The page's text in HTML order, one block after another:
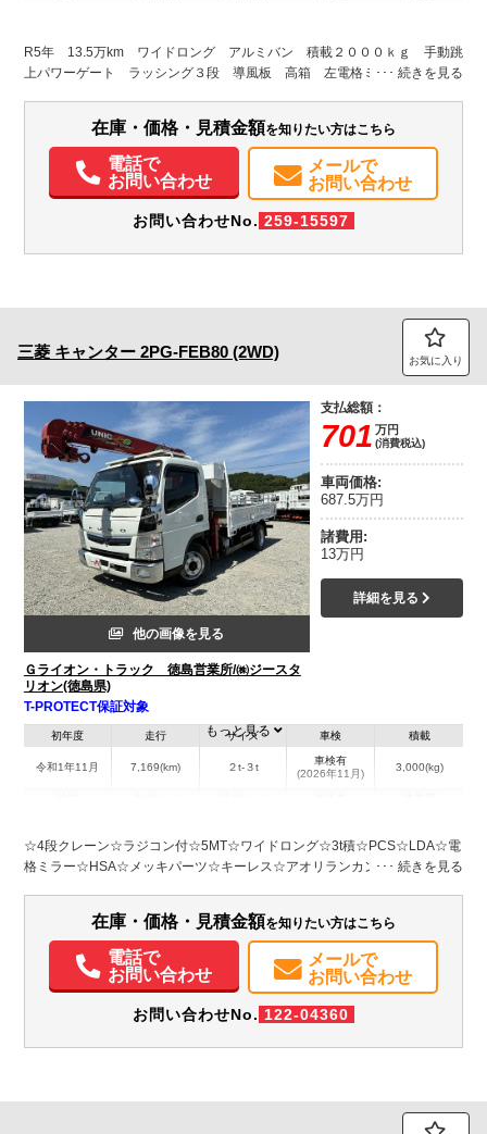
装備情報
パワステ パワーウィンドウ ABS
電動格納ミラー
カーナビ ETC バックモニター
R5年 13.5万km ワイドロング アルミバン 積載２０００ｋｇ 手動跳
上パワーゲート ラッシング３段 導風板 高箱 左電格ミラー バック
軽減ブレーキ 車線逸脱警報 日本フルハーフ製 ＡＴ 車両総重量６０
５５ｋｇ 荷室有線リモコン 輪止めホルダー シートカバー ２トン
在庫・価格・見積金額を知りたい方はこちら
電話で
お問い合わせ
メールで
お問い合わせ
お問い合わせNo. 259-15597
三菱 キャンター 2PG-FEB80 (2WD) お気に入り
他の画像を見る
Ｇライオン・トラック 徳島営業所/㈱ジースタ
リオン(徳島県)
T-PROTECT保証対象
支払総額：
701 万円
(消費税込)
車両価格:
687.5万円
諸費用:
13万円
詳細を見る
初年度
令和1年11月
走行
7,169(km)
サイズ
２t-３t
車検
車検有
(2026年11月)
積載
3,000(kg)
H:381
H:2,690
パワステ パワーウィンドウ ABS エアバッグ
集中ドアロック
電動格納ミラー
バックモニター
もっと見る
☆4段クレーン☆ラジコン付☆5MT☆ワイドロング☆3t積☆PCS☆LDA☆電
格ミラー☆HSA☆メッキパーツ☆キーレス☆アオリランカン☆フォグ☆鳥
L3716W2008H381 ☆上物同年式 動作確認済
在庫・価格・見積金額を知りたい方はこちら
電話で
お問い合わせ
メールで
お問い合わせ
お問い合わせNo. 122-04360